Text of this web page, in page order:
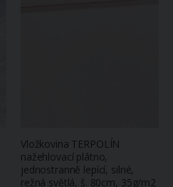
Vložkovina TERPOLÍN
nažehlovací plátno,
jednostranně lepící, silné,
režná světlá, š. 80cm, 35g/m2